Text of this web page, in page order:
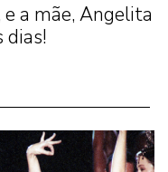
a mãe, Angelita
dias!